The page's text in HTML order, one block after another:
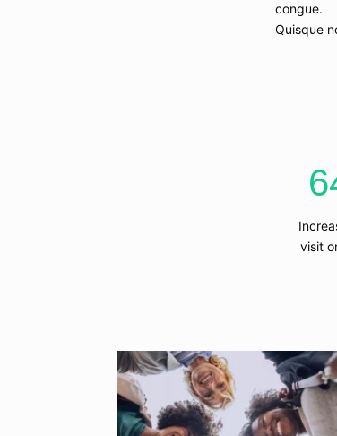
congue.
Quisque
visit